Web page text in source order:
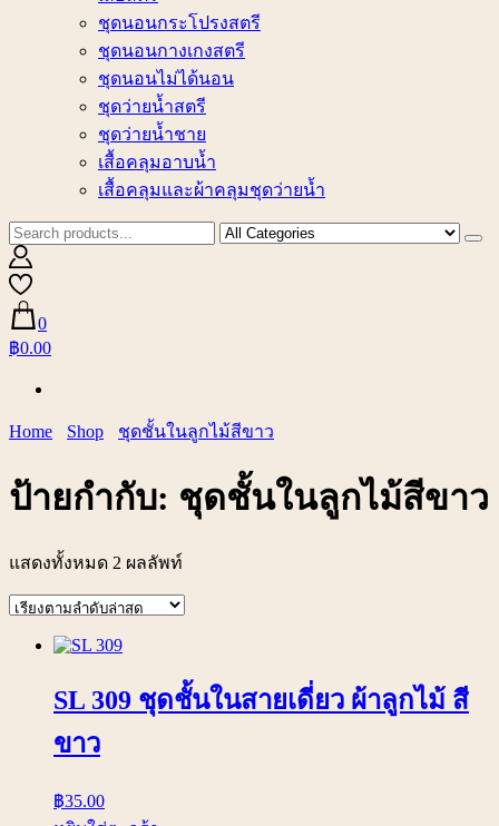
ชุดนอนกระโปรงสตรี
ชุดนอนกางเกงสตรี
ชุดนอนไม่ได้นอน
ชุดว่ายน้ำสตรี
ชุดว่ายน้ำชาย
เสื้อคลุมอาบน้ำ
เสื้อคลุมและผ้าคลุมชุดว่ายน้ำ
0
฿0.00
Home Shop ชุดชั้นในลูกไม้สีขาว
ป้ายกำกับ: ชุดชั้นในลูกไม้สีขาว
แสดงทั้งหมด 2 ผลลัพท์
SL 309 ชุดชั้นในสายเดี่ยว ผ้าลูกไม้ สี
ขาว
฿35.00